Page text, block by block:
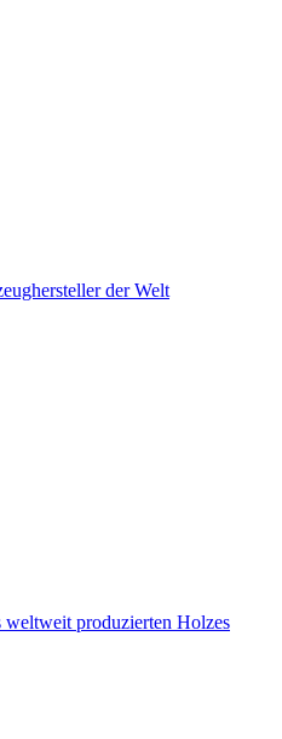
der Welt
produzierten Holzes